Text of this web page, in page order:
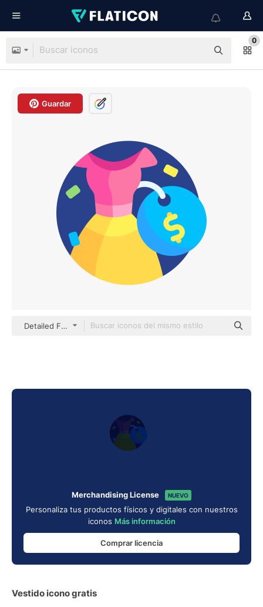
0
Guardar
Detailed Flat Circular Flat
Merchandising License NUEVO
Personaliza tus productos físicos y digitales con nuestros
iconos Más información
Comprar licencia
Vestido icono gratis